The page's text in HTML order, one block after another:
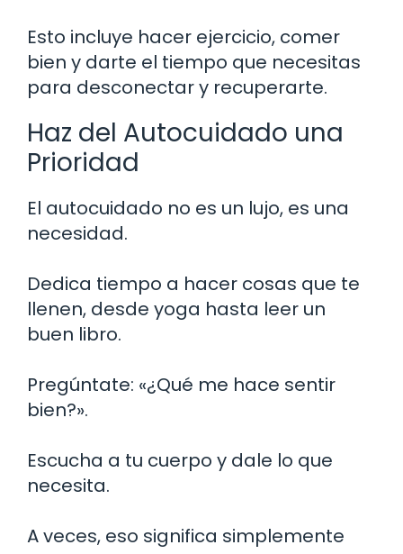
Esto incluye hacer ejercicio, comer
bien y darte el tiempo que necesitas
para desconectar y recuperarte.
Haz del Autocuidado una
Prioridad
El autocuidado no es un lujo, es una
necesidad.
Dedica tiempo a hacer cosas que te
llenen, desde yoga hasta leer un
buen libro.
Pregúntate: «¿Qué me hace sentir
bien?».
Escucha a tu cuerpo y dale lo que
necesita.
A veces, eso significa simplemente